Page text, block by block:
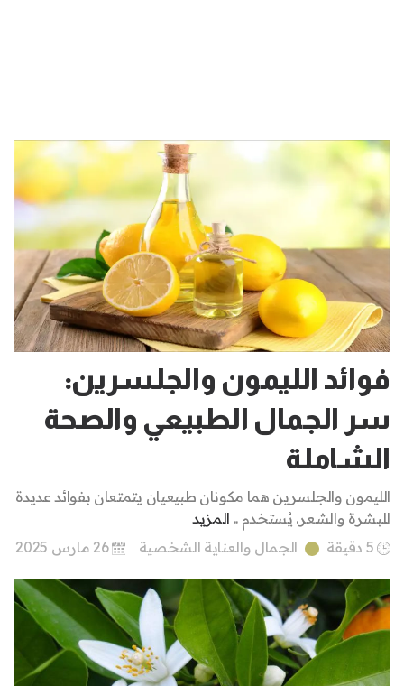
فوائد الليمون والجلسرين:
سر الجمال الطبيعي والصحة
الشاملة
الليمون والجلسرين هما مكونان طبيعيان يتمتعان بفوائد عديدة
للبشرة والشعر. يُستخدم .. المزيد
5 دقيقة
الجمال والعناية الشخصية 26 مارس 2025